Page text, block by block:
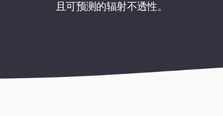
且可预测的辐射不透性。